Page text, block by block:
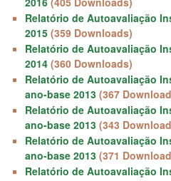
Relatório de Autoavaliação
2015 (359 Downloads)
Relatório de Autoavaliação
2014 (360 Downloads)
Relatório de Autoavaliação
ano-base 2013 (367
Relatório de Autoavaliação
ano-base 2013 (343
Relatório de Autoavaliação
ano-base 2013 (371
Relatório de Autoavaliação